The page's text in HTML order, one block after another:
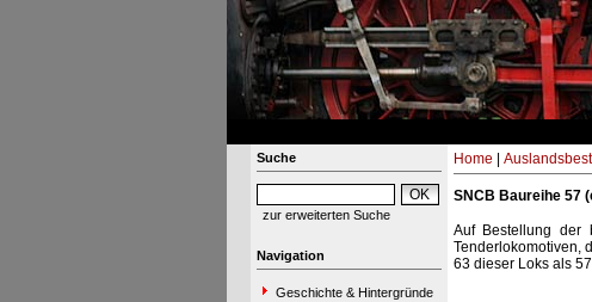
Suche
zur erweiterten Suche
Navigation
Geschichte & Hintergründe
Home
SNCB Baureihe 57
Auf Bestellung der
Tenderlokomotiven,
63 dieser Loks als